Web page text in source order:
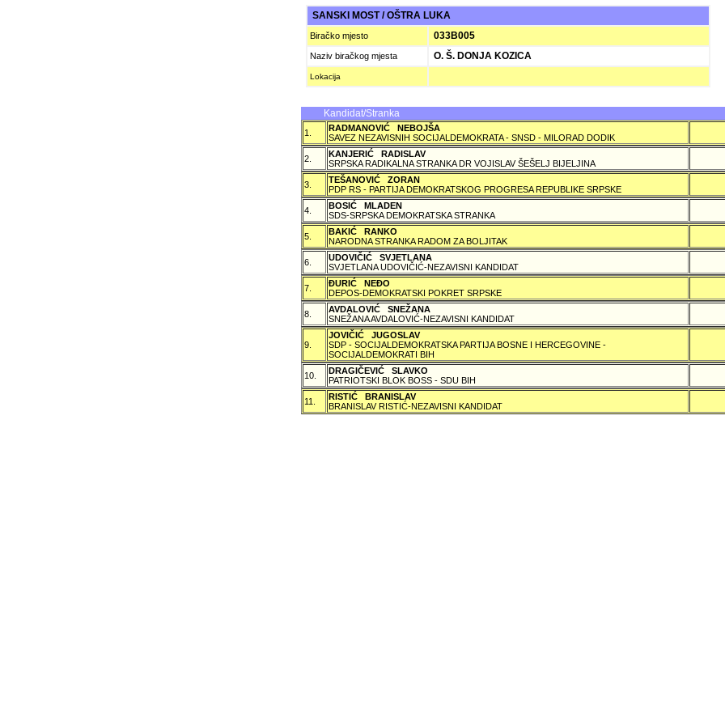
SANSKI MOST / OŠTRA LUKA
Biračko mjesto 033B005
Naziv biračkog mjesta O. Š. DONJA KOZICA
Lokacija
Kandidat/Stranka
1.
RADMANOVIĆ NEBOJŠA
SAVEZ NEZAVISNIH SOCIJALDEMOKRATA - SNSD - MILORAD DODIK
2.
KANJERIĆ RADISLAV
SRPSKA RADIKALNA STRANKA DR VOJISLAV ŠEŠELJ BIJELJINA
3.
TEŠANOVIĆ ZORAN
PDP RS - PARTIJA DEMOKRATSKOG PROGRESA REPUBLIKE SRPSKE
4.
BOSIĆ MLADEN
SDS-SRPSKA DEMOKRATSKA STRANKA
5.
BAKIĆ RANKO
NARODNA STRANKA RADOM ZA BOLJITAK
6.
UDOVIČIĆ SVJETLANA
SVJETLANA UDOVIČIĆ-NEZAVISNI KANDIDAT
7.
ÐURIĆ NEÐO
DEPOS-DEMOKRATSKI POKRET SRPSKE
8.
AVDALOVIĆ SNEŽANA
SNEŽANA AVDALOVIĆ-NEZAVISNI KANDIDAT
9.
JOVIČIĆ JUGOSLAV
SDP - SOCIJALDEMOKRATSKA PARTIJA BOSNE I HERCEGOVINE -
SOCIJALDEMOKRATI BIH
10.
DRAGIČEVIĆ SLAVKO
PATRIOTSKI BLOK BOSS - SDU BIH
11.
RISTIĆ BRANISLAV
BRANISLAV RISTIĆ-NEZAVISNI KANDIDAT